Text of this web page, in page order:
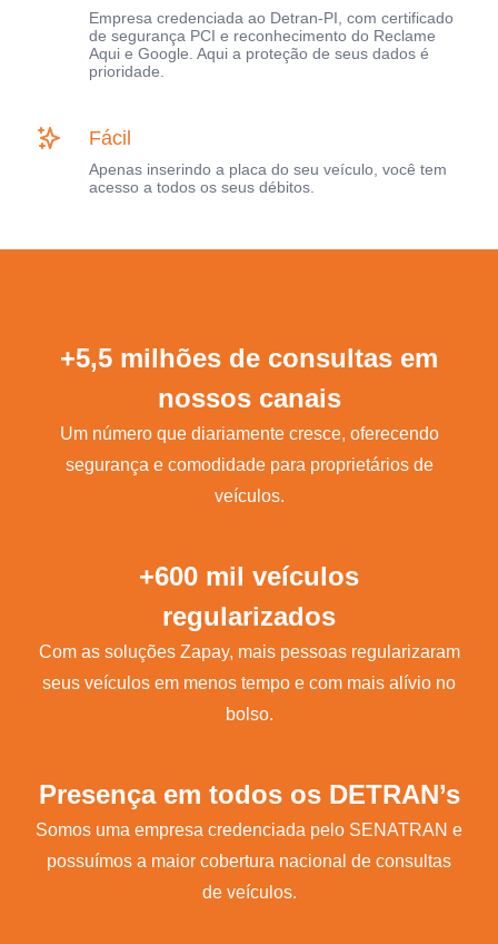
Empresa credenciada ao Detran-PI, com certificado
de segurança PCI e reconhecimento do Reclame
Aqui e Google. Aqui a proteção de seus dados é
prioridade.
Fácil
Apenas inserindo a placa do seu veículo, você tem
acesso a todos os seus débitos.
+5,5 milhões de consultas em
nossos canais
Um número que diariamente cresce, oferecendo
segurança e comodidade para proprietários de
veículos.
+600 mil veículos
regularizados
Com as soluções Zapay, mais pessoas regularizaram
seus veículos em menos tempo e com mais alívio no
bolso.
Presença em todos os DETRAN’s
Somos uma empresa credenciada pelo SENATRAN e
possuímos a maior cobertura nacional de consultas
de veículos.